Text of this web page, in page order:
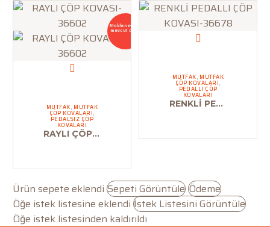
Stoklarımızda
mevcut değil
MUTFAK, MUTFAK
ÇÖP KOVALARI,
PEDALSIZ ÇÖP
KOVALARI
RAYLI ÇÖP KOVASI-36602
MUTFAK, MUTFAK
ÇÖP KOVALARI,
PEDALLI ÇÖP
KOVALARI
RENKLİ PEDALLI ÇÖP KOVASI-36678
Ürün sepete eklendi Sepeti Görüntüle Ödeme
Öğe istek listesine eklendi İstek Listesini Görüntüle
Öğe istek listesinden kaldırıldı